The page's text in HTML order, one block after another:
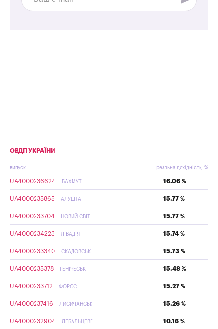
ОВДП УКРАЇНИ
випуск реальна дохідність, %
UA4000236624 БАХМУТ 16.06 %
UA4000235865 АЛУШТА 15.77 %
UA4000233704 НОВИЙ СВІТ 15.77 %
UA4000234223 ЛІВАДІЯ 15.74 %
UA4000233340 СКАДОВСЬК 15.73 %
UA4000235378 ГЕНІЧЕСЬК 15.48 %
UA4000233712 ФОРОС 15.27 %
UA4000237416 ЛИСИЧАНСЬК 15.26 %
UA4000232904 ДЕБАЛЬЦЕВЕ 10.16 %